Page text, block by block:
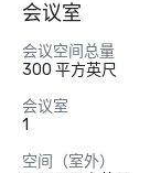
会议室
会议空间总量
300 平方英尺
会议室
1
空间（室外）